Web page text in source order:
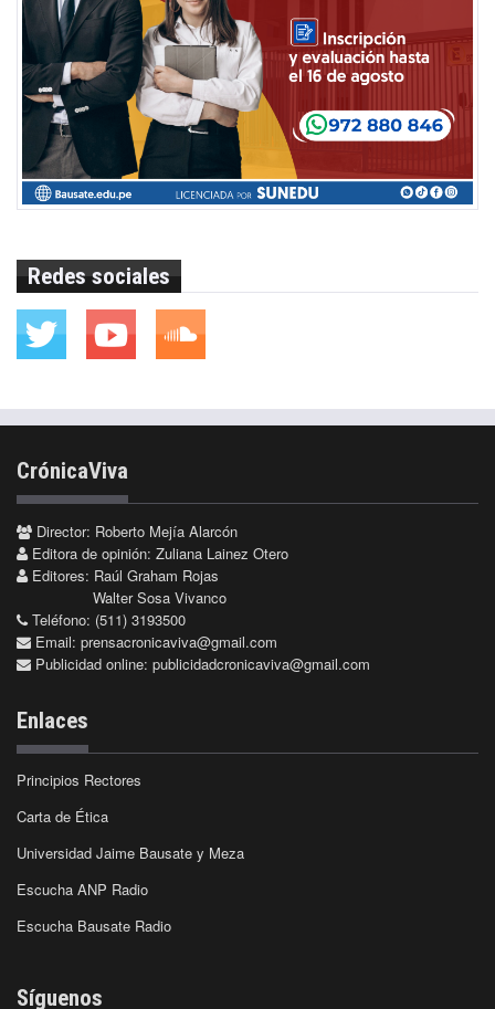
Redes sociales
CrónicaViva
Director: Roberto Mejía Alarcón
Editora de opinión: Zuliana Lainez Otero
Editores: Raúl Graham Rojas
Walter Sosa Vivanco
Teléfono: (511) 3193500
Email: prensacronicaviva@gmail.com
Publicidad online: publicidadcronicaviva@gmail.com
Enlaces
Principios Rectores
Carta de Ética
Universidad Jaime Bausate y Meza
Escucha ANP Radio
Escucha Bausate Radio
Síguenos